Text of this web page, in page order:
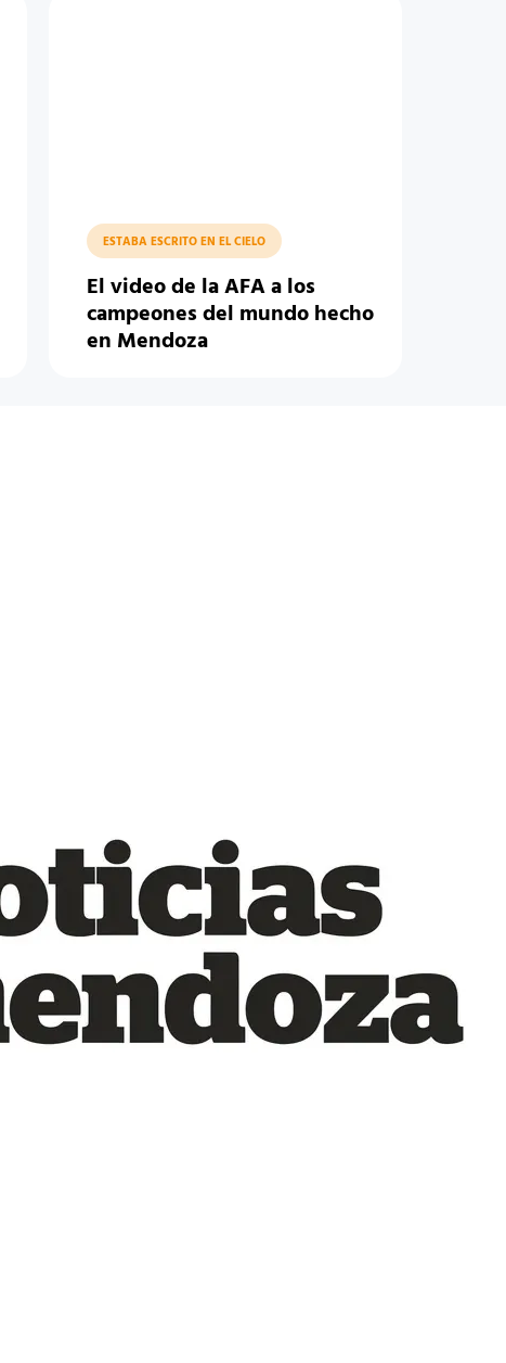
ESTABA ESCRITO EN EL CIELO
El video de la AFA a los
campeones del mundo hecho
en Mendoza